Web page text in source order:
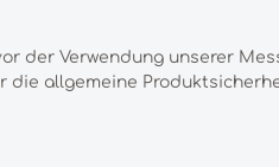
der Verwendung unserer
die allgemeine